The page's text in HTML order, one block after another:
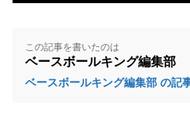
この記事を書いたのは
ベースボールキング編集部
ベースボールキング編集部 の記